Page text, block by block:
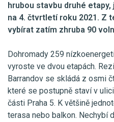
hrubou stavbu druhé
na 4. čtvrtletí roku 2021. Z
vybírat zatím zhruba 90
Dohromady 259
vyroste ve dvou etapách.
Barrandov se skládá z osmi
které se postupně staví v
části Praha 5. K většině
terasa nebo balkon. Nechybí